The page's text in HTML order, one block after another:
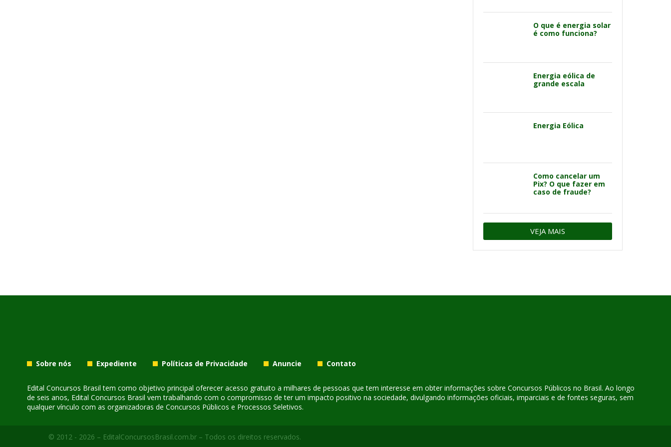
O que é energia solar
é como funciona?
Energia eólica de
grande escala
Energia Eólica
Como cancelar um
Pix? O que fazer em
caso de fraude?
VEJA MAIS
Sobre nós Expediente Políticas de Privacidade Anuncie Contato
Edital Concursos Brasil tem como objetivo principal oferecer acesso gratuito a milhares de pessoas que tem interesse em obter informações sobre Concursos Públicos no Brasil. Ao longo
de seis anos, Edital Concursos Brasil vem trabalhando com o compromisso de ter um impacto positivo na sociedade, divulgando informações oficiais, imparciais e de fontes seguras, sem
qualquer vínculo com as organizadoras de Concursos Públicos e Processos Seletivos.
© 2012 - 2026 – EditalConcursosBrasil.com.br – Todos os direitos reservados.